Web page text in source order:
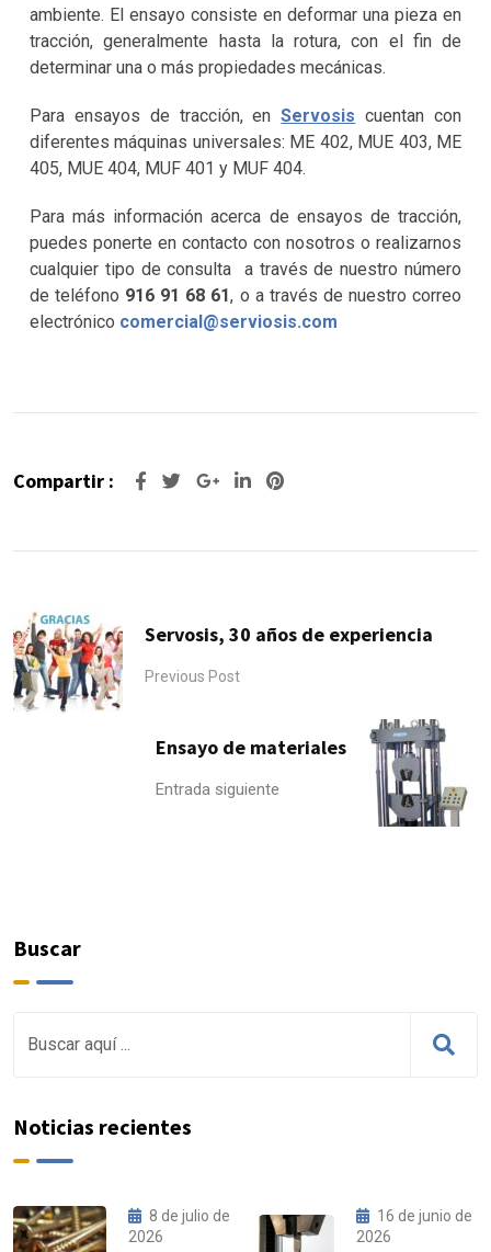
ambiente. El ensayo consiste en deformar una pieza en
tracción, generalmente hasta la rotura, con el fin de
determinar una o más propiedades mecánicas.
Para ensayos de tracción, enServosis cuentan con
diferentes máquinas universales: ME 402, MUE 403, ME
405, MUE 404, MUF 401 y MUF 404.
Para más información acerca de ensayos de tracción,
puedes ponerte en contacto con nosotros o realizarnos
cualquier tipo de consulta a través de nuestro número
de teléfono 916 91 68 61, o a través de nuestro correo
electrónico comercial@serviosis.com
Compartir : Google+LinkedIn
Pinterest
Servosis, 30 años de experiencia
Previous Post
Ensayo de materiales
Entrada siguiente
Buscar
Noticias recientes
8 de julio de
2026
16 de junio de
2026